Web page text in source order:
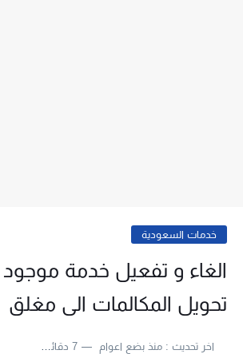
خدمات السعودية
الغاء و تفعيل خدمة موجود
تحويل المكالمات الى مغلق
اخر تحديث :منذ بضع اعوام 7 دقائق للقراءة